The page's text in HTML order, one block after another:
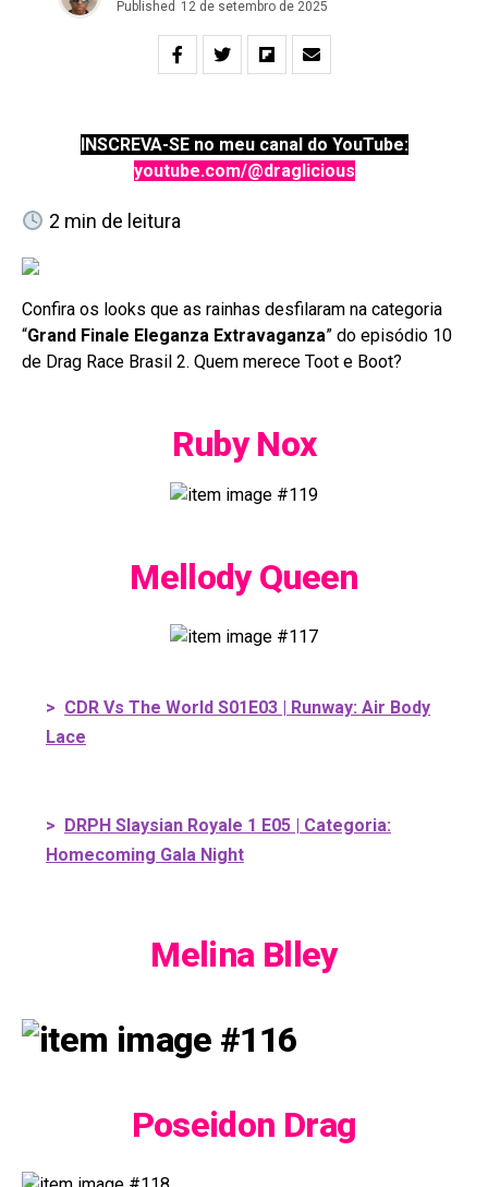
Published 12 de setembro de 2025
INSCREVA-SE no meu canal do YouTube:
youtube.com/@draglicious
2 min de leitura
Confira os looks que as rainhas desfilaram na categoria
“Grand Finale Eleganza Extravaganza” do episódio 10
de Drag Race Brasil 2. Quem merece Toot e Boot?
Ruby Nox
Mellody Queen
> CDR Vs The World S01E03 | Runway: Air Body
Lace
> DRPH Slaysian Royale 1 E05 | Categoria:
Homecoming Gala Night
Melina Blley
Poseidon Drag